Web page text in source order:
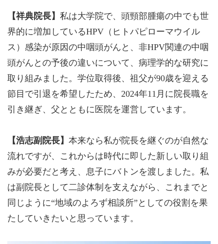
【祥典院長】 私は大学院で、頭頸部腫瘍の中でも世
界的に増加しているHPV（ヒトパピローマウイル
ス）感染が原因の中咽頭がんと、非HPV関連の中咽
頭がんとの予後の違いについて、病理学的な研究に
取り組みました。学位取得後、祖父が90歳を迎える
節目で引退を希望したため、2024年11月に院長職を
引き継ぎ、父とともに医院を運営しています。
【浩志副院長】 本来なら私が院長を継ぐのが自然な
流れですが、これからは時代に即した新しい取り組
みが必要だと考え、息子にバトンを渡しました。私
は副院長として二診体制を支えながら、これまでと
同じように“地域のよろず相談所”としての役割を果
たしていきたいと思っています。